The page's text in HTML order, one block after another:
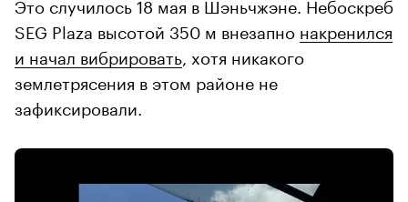
SEG Plaza высотой 350 м внезапно накренился
и начал вибрировать , хотя никакого
землетрясения в этом районе не
зафиксировали.